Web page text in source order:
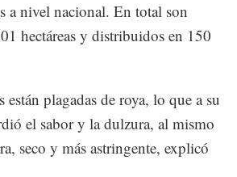
a nivel nacional. En total son
hectáreas y distribuidos en 150
plagadas de roya, lo que a su
el sabor y la dulzura, al mismo
seco y más astringente, explicó